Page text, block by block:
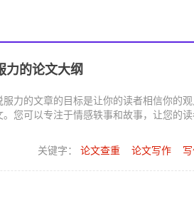
力的论文大纲
力的文章的目标是让你的读者相信你的
。您可以专注于情感轶事和故事，让您的
关键字： 论文查重 论文写作